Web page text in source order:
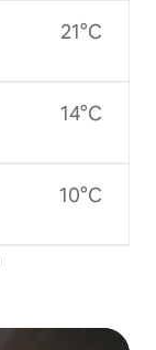
21°C
14°C
10°C